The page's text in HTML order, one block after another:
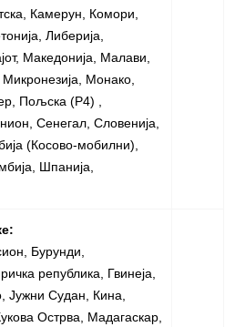
Камерун, Комори,
Либерија,
Македонија, Малави,
Монако,
Пољска (P4) ,
Сенегал, Словенија,
(Косово-мобилни),
Шпанија,
Бурунди,
република, Гвинеја,
Јужни Судан, Кина,
Острва, Мадагаскар,